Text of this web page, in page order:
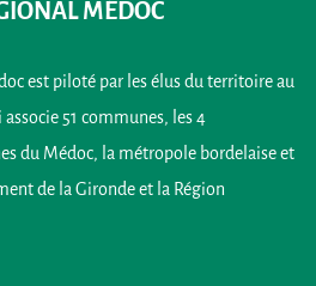
MÉDOC
est piloté par les élus du territoire au
51 communes, les 4
du Médoc, la métropole bordelaise et
de la Gironde et la Région